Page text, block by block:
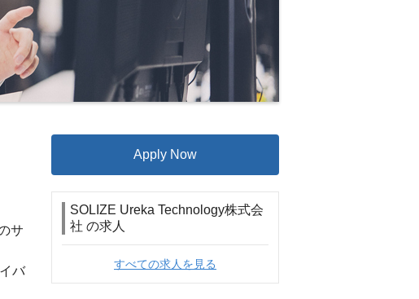
サ
バ
Apply Now
SOLIZE Ureka Technology株式会
社 の求人
すべての求人を見る